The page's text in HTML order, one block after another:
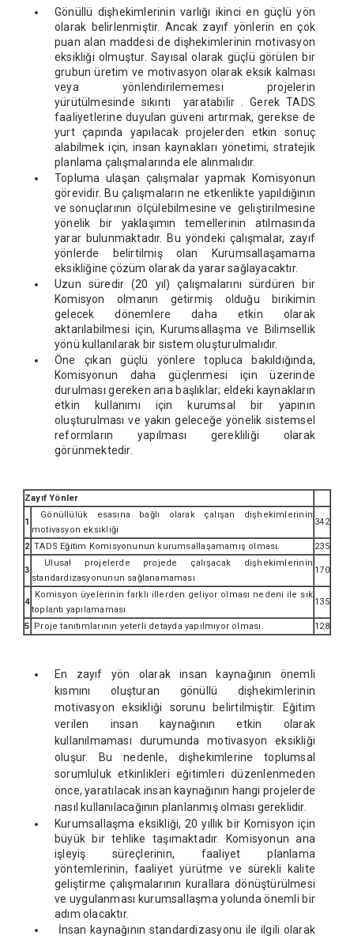
Gönüllü dişhekimlerinin varlığı ikinci en güçlü yön
olarak belirlenmiştir. Ancak zayıf yönlerin en çok
puan alan maddesi de dişhekimlerinin motivasyon
eksikliği olmuştur. Sayısal olarak güçlü görülen bir
grubun üretim ve motivasyon olarak eksik kalması
veya yönlendirilememesi projelerin
yürütülmesinde sıkıntı yaratabilir . Gerek TADS
faaliyetlerine duyulan güveni artırmak, gerekse de
yurt çapında yapılacak projelerden etkin sonuç
alabilmek için, insan kaynakları yönetimi, stratejik
planlama çalışmalarında ele alınmalıdır.
Topluma ulaşan çalışmalar yapmak Komisyonun
görevidir. Bu çalışmaların ne etkenlikte yapıldığının
ve sonuçlarının ölçülebilmesine ve geliştirilmesine
yönelik bir yaklaşımın temellerinin atılmasında
yarar bulunmaktadır. Bu yöndeki çalışmalar, zayıf
yönlerde belirtilmiş olan Kurumsallaşamama
eksikliğine çözüm olarak da yarar sağlayacaktır.
Uzun süredir (20 yıl) çalışmalarını sürdüren bir
Komisyon olmanın getirmiş olduğu birikimin
gelecek dönemlere daha etkin olarak
aktarılabilmesi için, Kurumsallaşma ve Bilimsellik
yönü kullanılarak bir sistem oluşturulmalıdır.
Öne çıkan güçlü yönlere topluca bakıldığında,
Komisyonun daha güçlenmesi için üzerinde
durulması gereken ana başlıklar; eldeki kaynakların
etkin kullanımı için kurumsal bir yapının
oluşturulması ve yakın geleceğe yönelik sistemsel
reformların yapılması gerekliliği olarak
görünmektedir.
Zayıf Yönler
1
Gönüllülük esasına bağlı olarak çalışan dişhekimlerinin
motivasyon eksikliği
342
2 TADS Eğitim Komisyonunun kurumsallaşamamış olması. 235
3
Ulusal projelerde projede çalışacak dişhekimlerinin
standardizasyonunun sağlanamaması
170
4
Komisyon üyelerinin farklı illerden geliyor olması nedeni ile sık
toplantı yapılamaması.
135
5 Proje tanıtımlarının yeterli detayda yapılmıyor olması. 128
En zayıf yön olarak insan kaynağının önemli
kısmını oluşturan gönüllü dişhekimlerinin
motivasyon eksikliği sorunu belirtilmiştir. Eğitim
verilen insan kaynağının etkin olarak
kullanılmaması durumunda motivasyon eksikliği
oluşur. Bu nedenle, dişhekimlerine toplumsal
sorumluluk etkinlikleri eğitimleri düzenlenmeden
önce, yaratılacak insan kaynağının hangi projelerde
nasıl kullanılacağının planlanmış olması gereklidir.
Kurumsallaşma eksikliği, 20 yıllık bir Komisyon için
büyük bir tehlike taşımaktadır. Komisyonun ana
işleyiş süreçlerinin, faaliyet planlama
yöntemlerinin, faaliyet yürütme ve sürekli kalite
geliştirme çalışmalarının kurallara dönüştürülmesi
ve uygulanması kurumsallaşma yolunda önemli bir
adım olacaktır.
İnsan kaynağının standardizasyonu ile ilgili olarak